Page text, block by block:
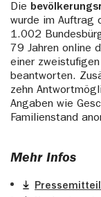
Die
wurde im Auftrag
1.002
79 Jahren online
einer
beantworten.
zehn
Angaben wie
Familienstand
Mehr Infos